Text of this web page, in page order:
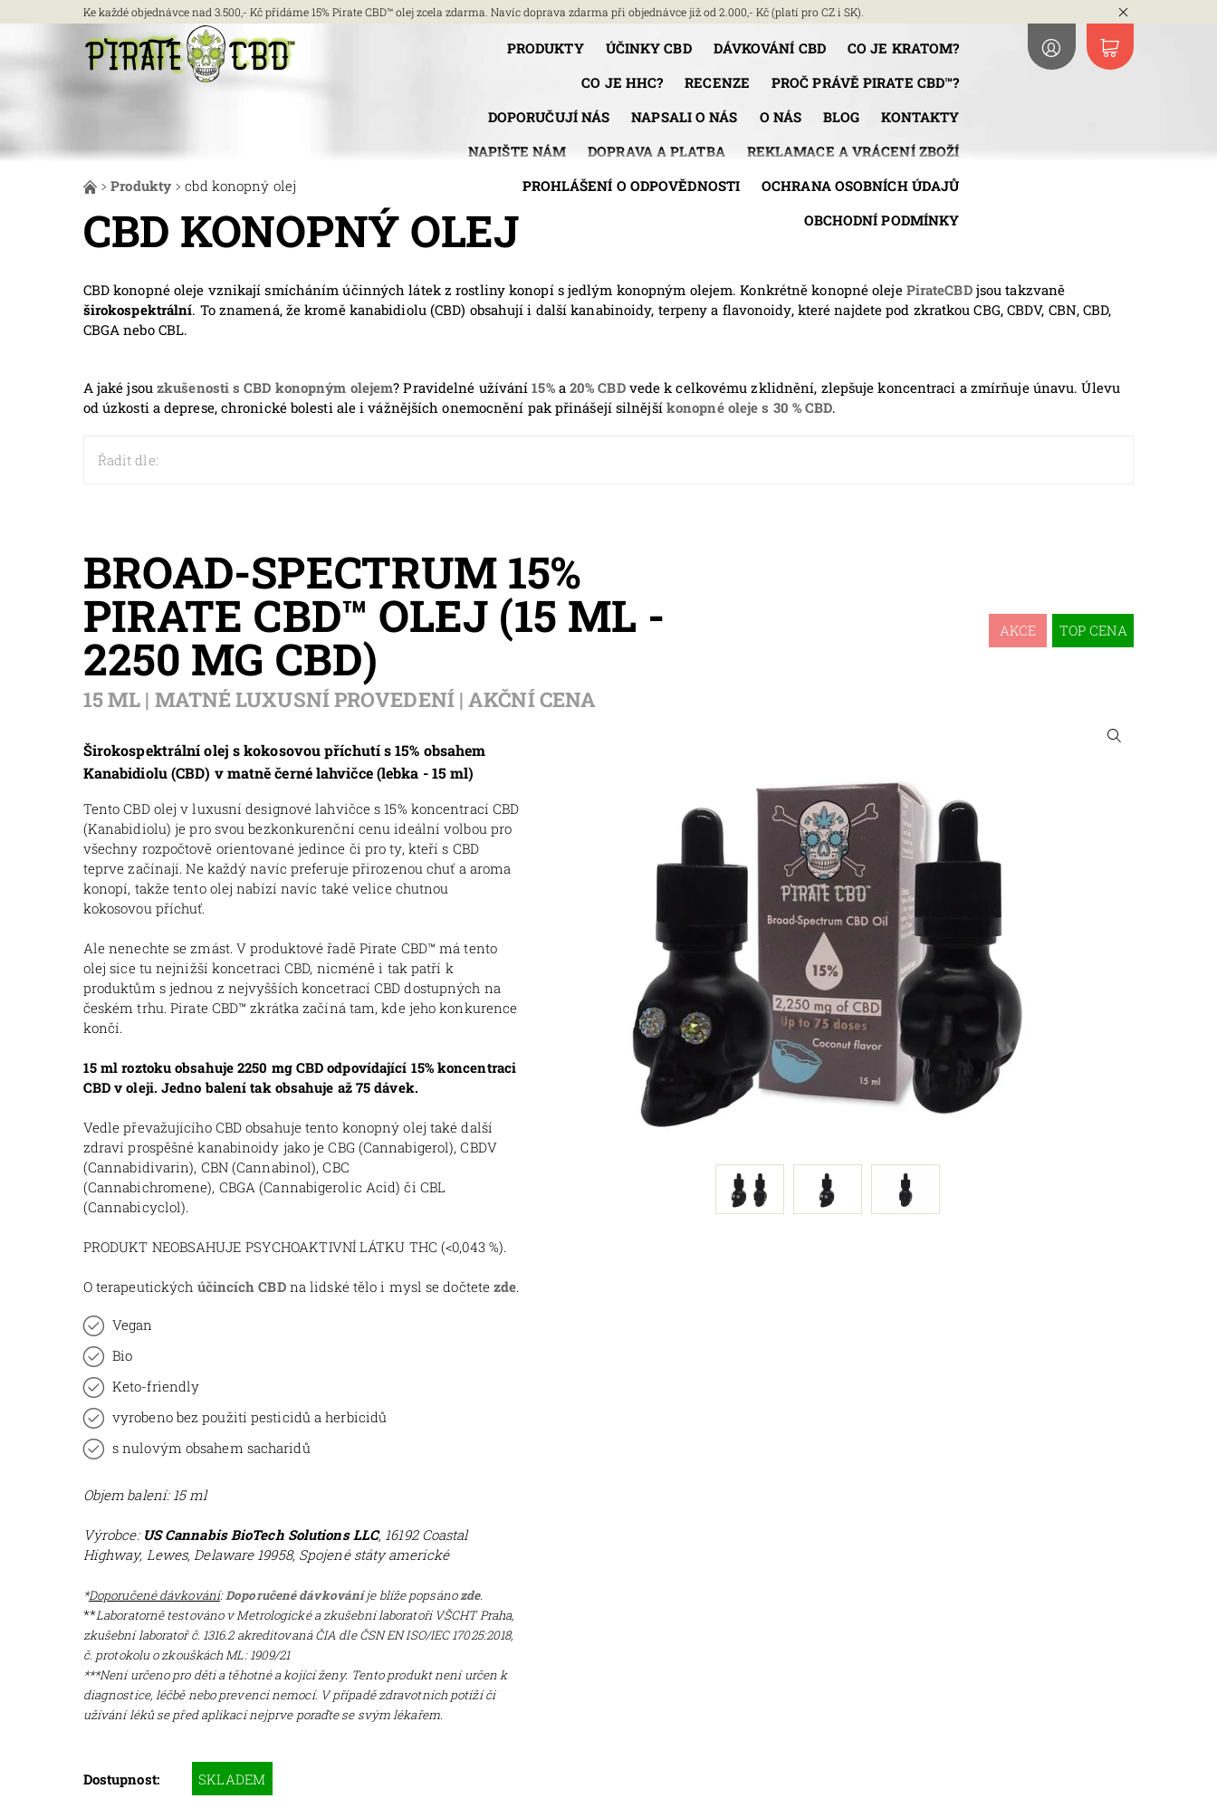
Ke každé objednávce nad 3.500,- Kč přidáme 15% Pirate CBD™ olej zcela zdarma. Navíc doprava zdarma při objednávce již od 2.000,- Kč (platí pro CZ i SK).
PRODUKTY ÚČINKY CBD DÁVKOVÁNÍ CBD
CO JE KRATOM?
CO JE HHC?
RECENZE
PROČ PRÁVĚ PIRATE CBD™?
DOPORUČUJÍ NÁS
NAPSALI O NÁS O NÁS BLOG
KONTAKTY
NAPIŠTE NÁM
DOPRAVA A PLATBA
REKLAMACE A VRÁCENÍ ZBOŽÍ
PROHLÁŠENÍ O ODPOVĚDNOSTI
OCHRANA OSOBNÍCH ÚDAJŮ
OBCHODNÍ PODMÍNKY
Produkty cbd konopný olej
CBD KONOPNÝ OLEJ
CBD konopné oleje vznikají smícháním účinných látek z rostliny konopí s jedlým konopným olejem. Konkrétně konopné oleje PirateCBDjsou takzvaně
širokospektrální. To znamená, že kromě kanabidiolu (CBD) obsahují i další kanabinoidy, terpeny a flavonoidy, které najdete pod zkratkou CBG, CBDV, CBN, CBD,
CBGA nebo CBL.
A jaké jsou zkušenosti s CBD konopným olejem? Pravidelné užívání15%a 20% CBDvede k celkovému zklidnění, zlepšuje koncentraci a zmírňuje únavu. Úlevu
od úzkosti a deprese, chronické bolesti ale i vážnějších onemocnění pak přinášejí silnější konopné oleje s 30 % CBD.
Řadit dle:
BROAD-SPECTRUM 15%
PIRATE CBD™ OLEJ (15 ML -
2250 MG CBD)
15 ML | MATNÉ LUXUSNÍ PROVEDENÍ | AKČNÍ CENA
AKCE TOP CENA
Širokospektrální olej s kokosovou příchutí s 15% obsahem
Kanabidiolu (CBD) v matně černé lahvičce (lebka - 15 ml)
Tento CBD olej v luxusní designové lahvičce s 15% koncentrací CBD
(Kanabidiolu) je pro svou bezkonkurenční cenu ideální volbou pro
všechny rozpočtově orientované jedince či pro ty, kteří s CBD
teprve začínají. Ne každý navíc preferuje přirozenou chuť a aroma
konopí, takže tento olej nabízí navíc také velice chutnou
kokosovou příchuť.
Ale nenechte se zmást. V produktové řadě Pirate CBD™ má tento
olej sice tu nejnižší koncetraci CBD, nicméně i tak patří k
produktům s jednou z nejvyšších koncetrací CBD dostupných na
českém trhu.Pirate CBD™ zkrátka začíná tam, kde jeho konkurence
končí.
15 ml roztoku obsahuje 2250 mg CBD odpovídající 15% koncentraci
CBD v oleji. Jedno balení tak obsahuje až 75 dávek.
Vedle převažujícího CBD obsahuje tento konopný olej také další
zdraví prospěšné kanabinoidy jako je CBG (Cannabigerol), CBDV
(Cannabidivarin), CBN (Cannabinol),CBC
(Cannabichromene), CBGA (Cannabigerolic Acid) či CBL
(Cannabicyclol).
PRODUKT NEOBSAHUJE PSYCHOAKTIVNÍ LÁTKU THC (<0,043 %).
O terapeutických účincích CBDna lidské tělo i mysl se dočtetezde.
Vegan
Bio
Keto-friendly
vyrobeno bez použití pesticidů a herbicidů
s nulovým obsahem sacharidů
Objem balení: 15 ml
Výrobce: US Cannabis BioTech Solutions LLC, 16192 Coastal
Highway, Lewes, Delaware 19958, Spojené státy americké
*Doporučené dávkování:Doporučené dávkováníje blíže popsánozde.
**Laboratorně testováno vMetrologické a zkušební laboratoři VŠCHT Praha,
zkušební laboratoř č. 1316.2 akreditovaná ČIA dle ČSN EN ISO/IEC 17025:2018,
č. protokolu o zkouškách ML: 1909/21
***Není určeno pro děti a těhotné a kojící ženy. Tento produkt není určen k
diagnostice, léčbě nebo prevenci nemocí. V případě zdravotních potíží či
užívání léků se před aplikací nejprve poraďte se svým lékařem.
Dostupnost: SKLADEM